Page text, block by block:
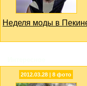
Неделя моды в
2012.03.28 | 8 фото